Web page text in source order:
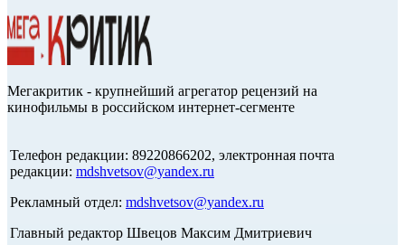
Мегакритик - крупнейший агрегатор рецензий на
кинофильмы в российском интернет-сегменте
Телефон редакции: 89220866202, электронная почта
редакции: mdshvetsov@yandex.ru
Рекламный отдел: mdshvetsov@yandex.ru
Главный редактор Швецов Максим Дмитриевич